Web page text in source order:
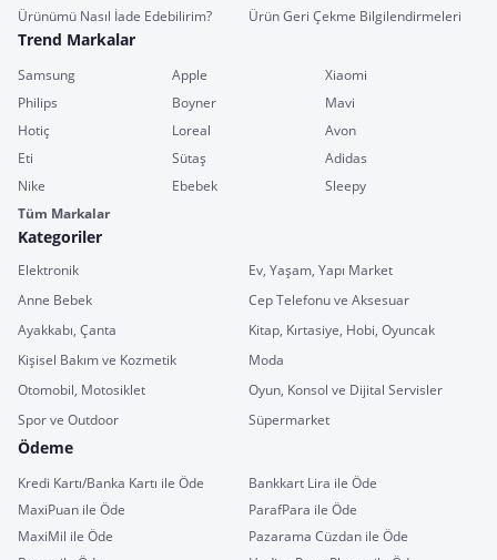
Ürünümü Nasıl İade Edebilirim?
Ürün Geri Çekme Bilgilendirmeleri
Trend Markalar
Samsung Apple
Xiaomi
Philips
Boyner
Mavi
Hotiç
Loreal
Avon
Eti
Sütaş
Adidas
Nike
Ebebek
Sleepy
Tüm Markalar
Kategoriler
Elektronik
Ev, Yaşam, Yapı Market
Anne Bebek
Cep Telefonu ve Aksesuar
Ayakkabı, Çanta
Kitap, Kırtasiye, Hobi, Oyuncak
Kişisel Bakım ve Kozmetik
Moda
Otomobil, Motosiklet
Oyun, Konsol ve Dijital Servisler
Spor ve Outdoor
Süpermarket
Ödeme
Kredi Kartı/Banka Kartı ile Öde
Bankkart Lira ile Öde
MaxiPuan ile Öde
ParafPara ile Öde
MaxiMil ile Öde
Pazarama Cüzdan ile Öde